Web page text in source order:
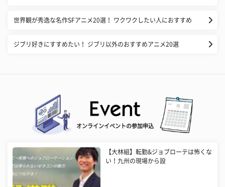
世界観が秀逸な名作SFアニメ20選！ ワクワクしたい人におすすめ
ジブリ好きにすすめたい！ ジブリ以外のおすすめアニメ20選
オンラインイベントの参加申込
【大林組】転勤&ジョブローテは怖くな
い！九州の現場から設